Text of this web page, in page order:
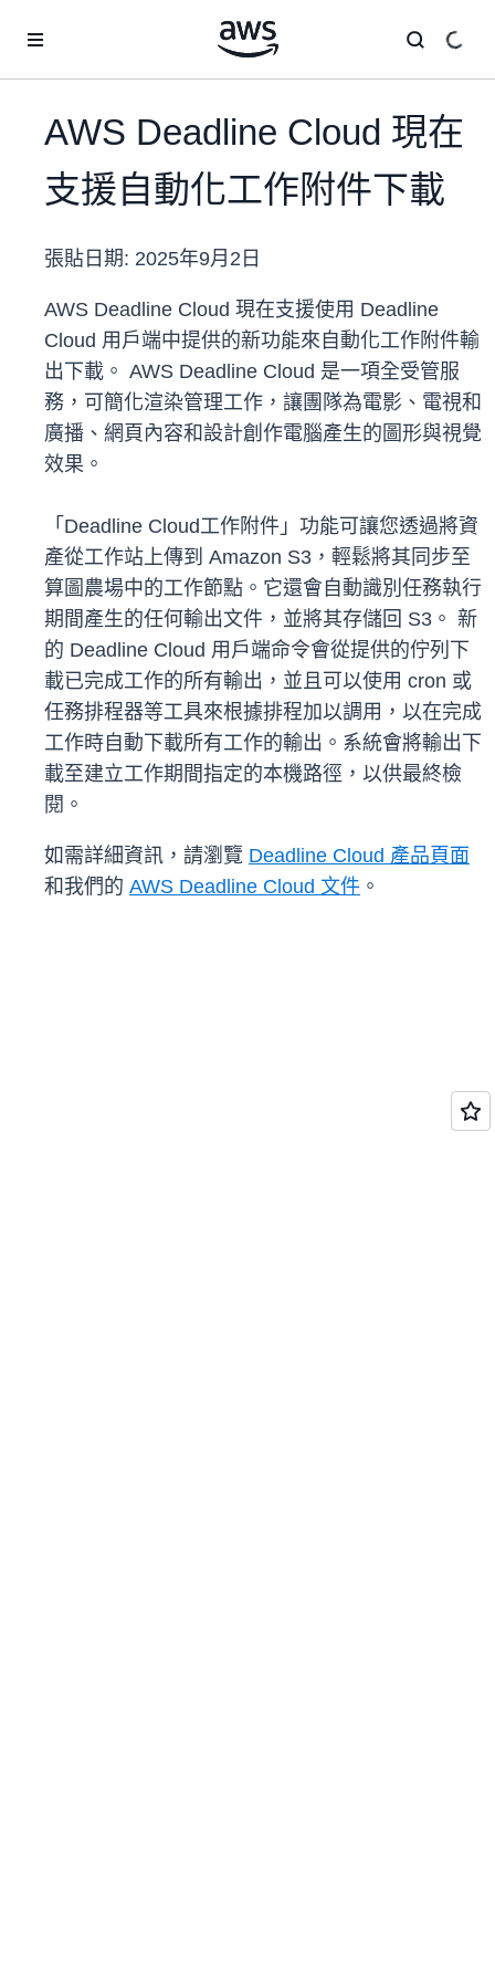
AWS Deadline Cloud 現在
支援自動化工作附件下載
張貼日期: 2025年9月2日
AWS Deadline Cloud 現在支援使用 Deadline
Cloud 用戶端中提供的新功能來自動化工作附件輸
出下載。 AWS Deadline Cloud 是一項全受管服
務，可簡化渲染管理工作，讓團隊為電影、電視和
廣播、網頁內容和設計創作電腦產生的圖形與視覺
效果。
「Deadline Cloud工作附件」功能可讓您透過將資
產從工作站上傳到 Amazon S3，輕鬆將其同步至
算圖農場中的工作節點。它還會自動識別任務執行
期間產生的任何輸出文件，並將其存儲回 S3。 新
的 Deadline Cloud 用戶端命令會從提供的佇列下
載已完成工作的所有輸出，並且可以使用 cron 或
任務排程器等工具來根據排程加以調用，以在完成
工作時自動下載所有工作的輸出。系統會將輸出下
載至建立工作期間指定的本機路徑，以供最終檢
閱。
如需詳細資訊，請瀏覽 Deadline Cloud 產品頁面
和我們的 AWS Deadline Cloud 文件 。